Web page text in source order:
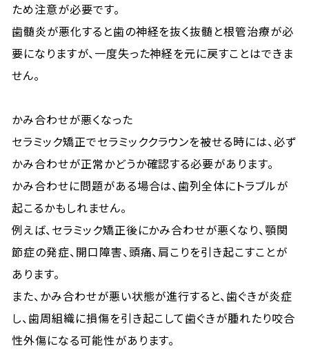
ため注意が必要です。
歯髄炎が悪化すると歯の神経を抜く抜髄と根管治療が必
要になりますが、一度失った神経を元に戻すことはできま
せん。
かみ合わせが悪くなった
セラミック矯正でセラミッククラウンを被せる時には、必ず
かみ合わせが正常かどうか確認する必要があります。
かみ合わせに問題がある場合は、歯列全体にトラブルが
起こるかもしれません。
例えば、セラミック矯正後にかみ合わせが悪くなり、顎関
節症の発症、開口障害、頭痛、肩こりを引き起こすことが
あります。
また、かみ合わせが悪い状態が進行すると、歯ぐきが炎症
し、歯周組織に損傷を引き起こして歯ぐきが腫れたり咬合
性外傷になる可能性があります。